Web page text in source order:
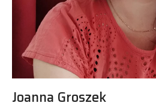
Joanna Groszek